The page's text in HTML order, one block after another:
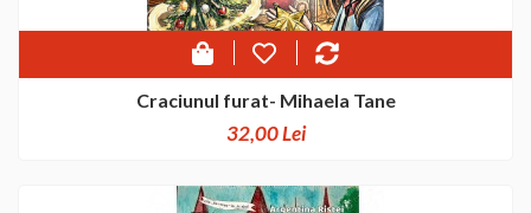
Craciunul furat- Mihaela Tane
32,00 Lei